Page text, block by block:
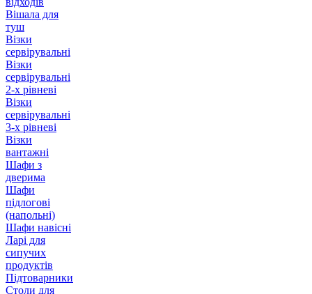
Вішала для
туш
Візки
сервірувальні
Візки
сервірувальні
2-х рівневі
Візки
сервірувальні
3-х рівневі
Візки
вантажні
Шафи з
дверима
Шафи
підлогові
(напольні)
Шафи навісні
Ларі для
сипучих
продуктів
Підтоварники
Столи для